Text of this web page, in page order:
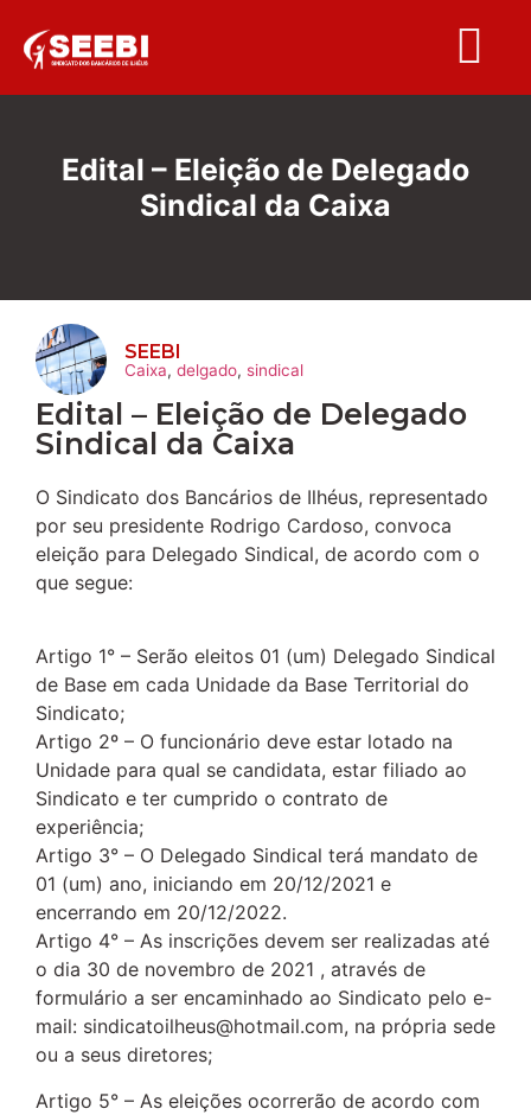
Edital – Eleição de Delegado
Sindical da Caixa
SEEBI
Caixa, delgado, sindical
Edital – Eleição de Delegado
Sindical da Caixa
O Sindicato dos Bancários de Ilhéus, representado
por seu presidente Rodrigo Cardoso, convoca
eleição para Delegado Sindical, de acordo com o
que segue:
Artigo 1° – Serão eleitos 01 (um) Delegado Sindical
de Base em cada Unidade da Base Territorial do
Sindicato;
Artigo 2º – O funcionário deve estar lotado na
Unidade para qual se candidata, estar filiado ao
Sindicato e ter cumprido o contrato de
experiência;
Artigo 3° – O Delegado Sindical terá mandato de
01 (um) ano, iniciando em 20/12/2021 e
encerrando em 20/12/2022.
Artigo 4° – As inscrições devem ser realizadas até
o dia 30 de novembro de 2021 , através de
formulário a ser encaminhado ao Sindicato pelo e-
mail: sindicatoilheus@hotmail.com, na própria sede
ou a seus diretores;
Artigo 5° – As eleições ocorrerão de acordo com